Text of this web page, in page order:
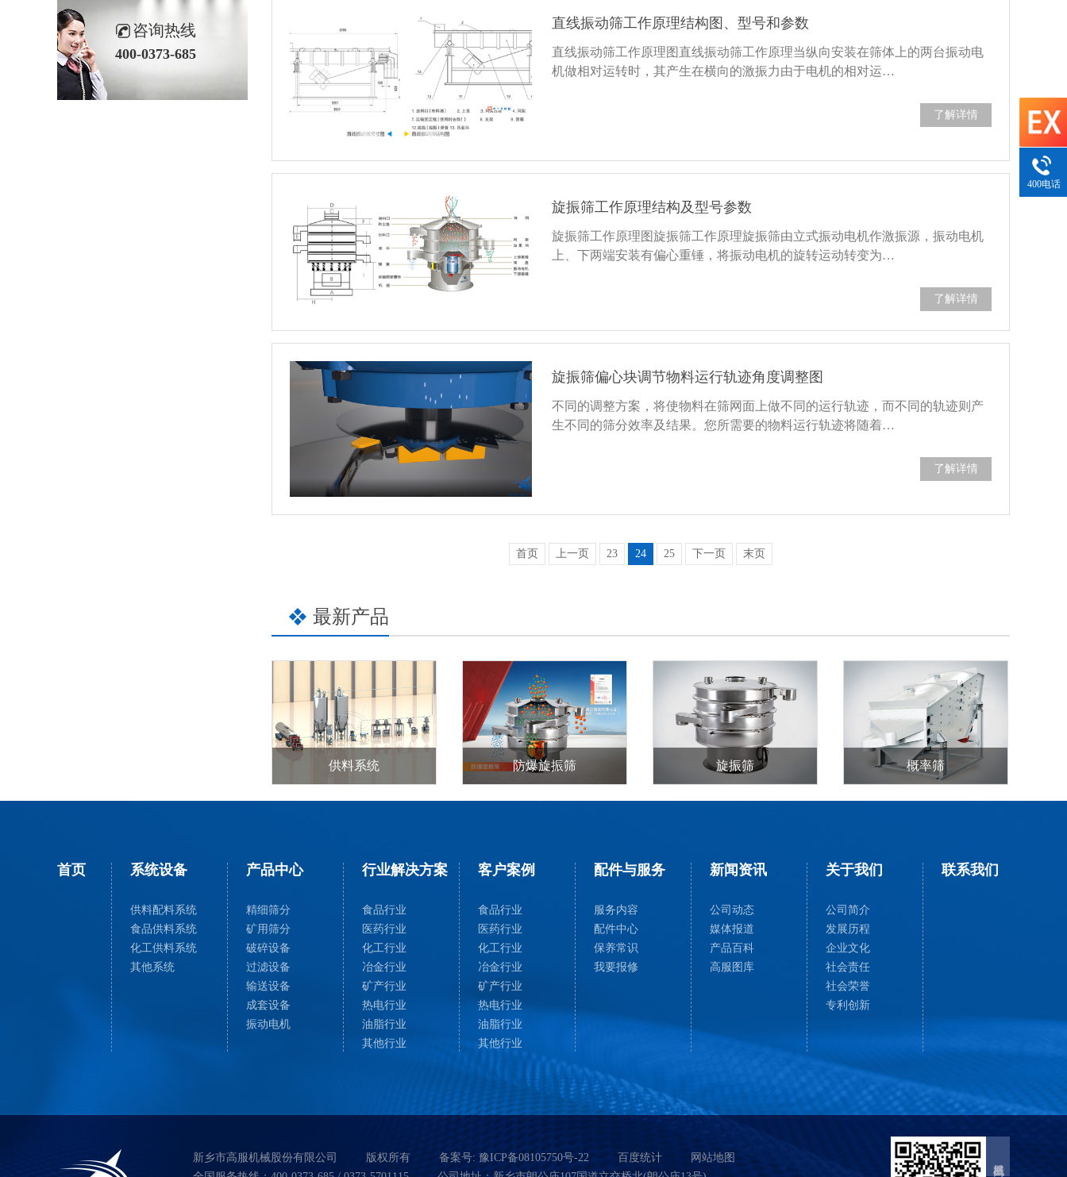
直线振动筛工作原理结构图、型号和参数
直线振动筛工作原理图直线振动筛工作原理当纵向安装在筛体上的两台振动电
机做相对运转时，其产生在横向的激振力由于电机的相对运…
了解详情
旋振筛工作原理结构及型号参数
旋振筛工作原理图旋振筛工作原理旋振筛由立式振动电机作激振源，振动电机
上、下两端安装有偏心重锤，将振动电机的旋转运动转变为…
了解详情
旋振筛偏心块调节物料运行轨迹角度调整图
不同的调整方案，将使物料在筛网面上做不同的运行轨迹，而不同的轨迹则产
生不同的筛分效率及结果。您所需要的物料运行轨迹将随着…
了解详情
首页 上一页 23 24 25 下一页 末页
最新产品
供料系统 防爆旋振筛 旋振筛 概率筛
咨询热线
400-0373-685
首页 系统设备
供料配料系统
食品供料系统
化工供料系统
其他系统
产品中心
精细筛分
矿用筛分
破碎设备
过滤设备
输送设备
成套设备
振动电机
行业解决方案
食品行业
医药行业
化工行业
冶金行业
矿产行业
热电行业
油脂行业
其他行业
客户案例
食品行业
医药行业
化工行业
冶金行业
矿产行业
热电行业
油脂行业
其他行业
配件与服务
服务内容
配件中心
保养常识
我要报修
新闻资讯
公司动态
媒体报道
产品百科
高服图库
关于我们
公司简介
发展历程
企业文化
社会责任
社会荣誉
专利创新
联系我们
新乡市高服机械股份有限公司 版权所有 备案号: 豫ICP备08105750号-22 百度统计
网站地图
400电话